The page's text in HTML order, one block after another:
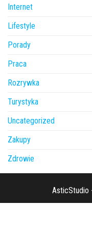
Internet
Lifestyle
Porady
Praca
Rozrywka
Turystyka
Uncategorized
Zakupy
Zdrowie
AsticStudio